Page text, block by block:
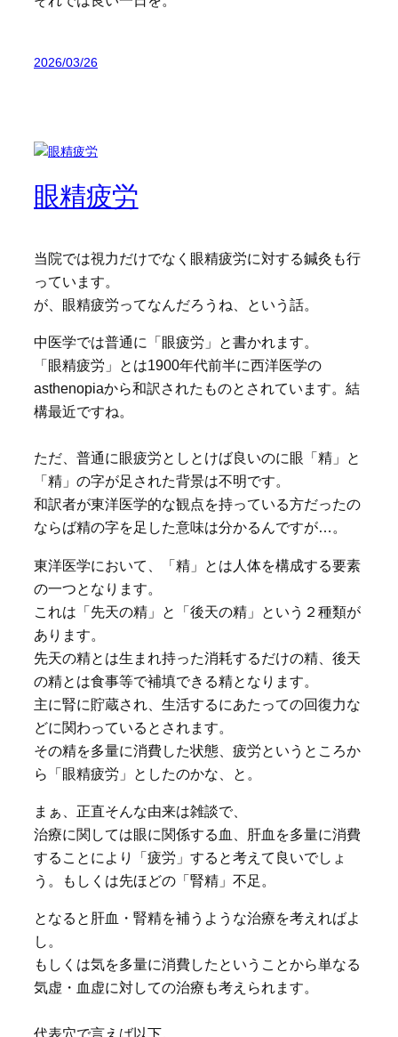
2026/03/26
眼精疲労
当院では視力だけでなく眼精疲労に対する鍼灸も行
っています。
が、眼精疲労ってなんだろうね、という話。
中医学では普通に「眼疲労」と書かれます。
「眼精疲労」とは1900年代前半に西洋医学の
asthenopiaから和訳されたものとされています。結
構最近ですね。
ただ、普通に眼疲労としとけば良いのに眼「精」と
「精」の字が足された背景は不明です。
和訳者が東洋医学的な観点を持っている方だったの
ならば精の字を足した意味は分かるんですが…。
東洋医学において、「精」とは人体を構成する要素
の一つとなります。
これは「先天の精」と「後天の精」という２種類が
あります。
先天の精とは生まれ持った消耗するだけの精、後天
の精とは食事等で補填できる精となります。
主に腎に貯蔵され、生活するにあたっての回復力な
どに関わっているとされます。
その精を多量に消費した状態、疲労というところか
ら「眼精疲労」としたのかな、と。
まぁ、正直そんな由来は雑談で、
治療に関しては眼に関係する血、肝血を多量に消費
することにより「疲労」すると考えて良いでしょ
う。もしくは先ほどの「腎精」不足。
となると肝血・腎精を補うような治療を考えればよ
し。
もしくは気を多量に消費したということから単なる
気虚・血虚に対しての治療も考えられます。